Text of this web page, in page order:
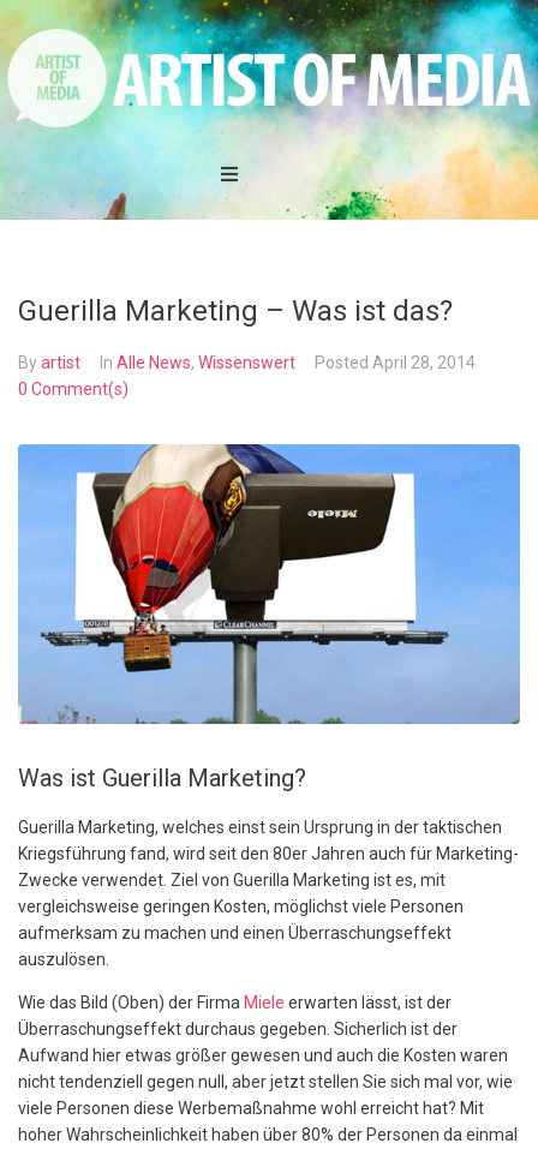
LEISTUNGEN
AKTIONEN
Guerilla Marketing – Was ist das?
Byartist In Alle News, Wissenswert Posted April 28, 2014
0 Comment(s)
Was ist Guerilla Marketing?
Guerilla Marketing, welches einst sein Ursprung in der taktischen
Kriegsführung fand, wird seit den 80er Jahren auch für Marketing-
Zwecke verwendet. Ziel von Guerilla Marketing ist es, mit
vergleichsweise geringen Kosten, möglichst viele Personen
aufmerksam zu machen und einen Überraschungseffekt
auszulösen.
Wie das Bild (Oben) der Firma Miele erwarten lässt, ist der
Überraschungseffekt durchaus gegeben. Sicherlich ist der
Aufwand hier etwas größer gewesen und auch die Kosten waren
nicht tendenziell gegen null, aber jetzt stellen Sie sich mal vor, wie
viele Personen diese Werbemaßnahme wohl erreicht hat? Mit
hoher Wahrscheinlichkeit haben über 80% der Personen da einmal